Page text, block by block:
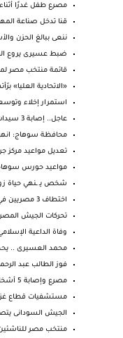
مصرع طفل غدرًا
قنا تدخل صناعة
ننعى ببالغ الحزن
ضبط عسيرى يروع
قائمة منتخب مصر
«الاتحادية العليا»
استمرار إخلاء
عاجل.. إصابة 3 سيدات في حادث تصادم سيارة وتوك توك ...
محافظة سوهاج:
تعديل مواعيد مركز
مواعيد حورس سوهاج الخميس 5/6/
شخص يـ ـنهي حياة
اختطاف 3 مصريين في مالي.. ومطلوب فدية 5 ملايين دولار
تحركات الجيش
وفاة الداعية الإسلامي
محمد العسيرى ..
فوز الطالب عبد
مصرع وإصابة 5 أشخاص في تصادم سيارتين بالبلينا
مستشفيات قطاع غزة: استلام 15
الجيش السودانى
منتخب مصر للناشئين